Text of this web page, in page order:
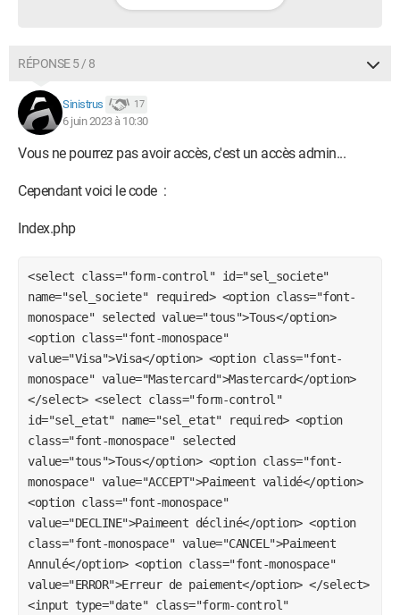
RÉPONSE 5 / 8
Sinistrus 17
6 juin 2023 à 10:30
Vous ne pourrez pas avoir accès, c'est un accès admin...
Cependant voici le code :
Index.php
<select class="form-control" id="sel_societe"
name="sel_societe" required> <option class="font-
monospace" selected value="tous">Tous</option>
<option class="font-monospace"
value="Visa">Visa</option> <option class="font-
monospace" value="Mastercard">Mastercard</option>
</select> <select class="form-control"
id="sel_etat" name="sel_etat" required> <option
class="font-monospace" selected
value="tous">Tous</option> <option class="font-
monospace" value="ACCEPT">Paimeent validé</option>
<option class="font-monospace"
value="DECLINE">Paimeent décliné</option> <option
class="font-monospace" value="CANCEL">Paimeent
Annulé</option> <option class="font-monospace"
value="ERROR">Erreur de paiement</option> </select>
<input type="date" class="form-control"